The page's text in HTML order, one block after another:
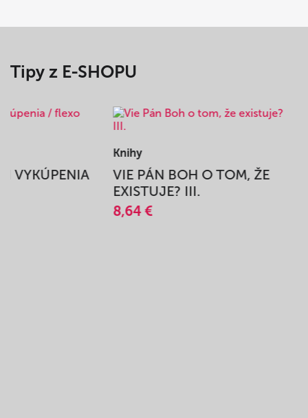
Tipy z E-SHOPU
VYKÚPENIA
Knihy
VIE PÁN BOH O TOM, ŽE
EXISTUJE? III.
8,64 €